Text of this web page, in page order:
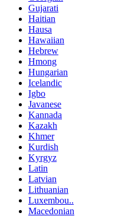
Gujarati
Haitian
Hausa
Hawaiian
Hebrew
Hmong
Hungarian
Icelandic
Igbo
Javanese
Kannada
Kazakh
Khmer
Kurdish
Kyrgyz
Latin
Latvian
Lithuanian
Luxembou..
Macedonian